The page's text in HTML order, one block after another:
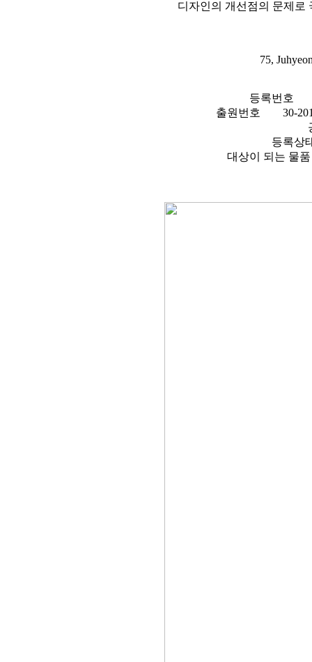
디자인의 개선점의 문제로
75,
등록번호
출원번호
30-
등록상
대상이 되는 물품